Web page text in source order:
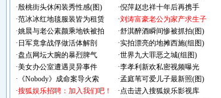
·殷桃街头休闲装秀性感(图) ·倪萍赵忠祥十年后再携手
·范冰冰红地毯服装皆为租赁 ·刘涛富豪老公为家产求生子
·姚晨与老公素颜乘地铁被拍 ·舒淇醉酒瞬间惨被抓拍(图)
· 日军竟拿战俘做活体解剖 ·实拍漂亮的地摊西施(组图)
·盘点网坛大腕的暴烈脾气 ·世界九大罪恶之城(组图)
·美女办公室遭遇灵异事件 ·李孝利新欢私密视频曝光
· 《Nobody》成命案导火索 ·孟庭苇可爱儿子最新照(图)
·搜狐娱乐招聘：加入我们吧！ ·点击进入搜狐娱乐影视库